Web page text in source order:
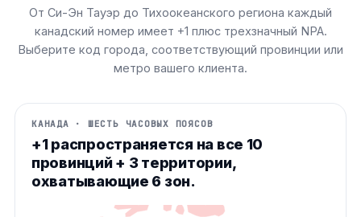
От Си-Эн Тауэр до Тихоокеанского региона каждый
канадский номер имеет +1 плюс трехзначный NPA.
Выберите код города, соответствующий провинции или
метро вашего клиента.
КАНАДА · ШЕСТЬ ЧАСОВЫХ ПОЯСОВ
+1 распространяется на все 10
провинций + 3 территории,
охватывающие 6 зон.